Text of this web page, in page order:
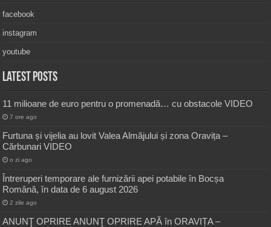
facebook
instagram
youtube
Latest Posts
11 milioane de euro pentru o promenadă… cu obstacole VIDEO
7 ore ago
Furtuna și vijelia au lovit Valea Almăjului și zona Oravița –
Cărbunari VIDEO
o zi ago
Întreruperi temporare ale furnizării apei potabile în Bocșa
Română, în data de 6 august 2026
2 zile ago
ANUNŢ OPRIRE ANUNŢ OPRIRE APĂ în ORAVIȚA –